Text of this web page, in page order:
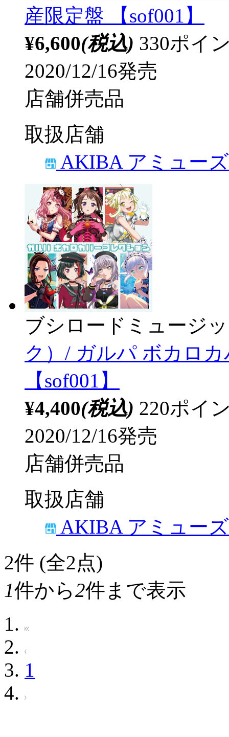
産限定盤 【sof001】
¥6,600(税込) 330ポイ
2020/12/16発売
店舗併売品
取扱店舗
AKIBA アミュー
ブシロードミュージ
ク）/ ガルパ ボカロ
【sof001】
¥4,400(税込) 220ポイ
2020/12/16発売
店舗併売品
取扱店舗
AKIBA アミュー
2件 (全2点)
1件から2件まで表示
1